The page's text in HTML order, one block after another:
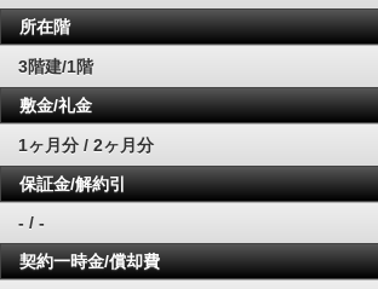
所在階
3階建/1階
敷金/礼金
1ヶ月分 / 2ヶ月分
保証金/解約引
- / -
契約一時金/償却費